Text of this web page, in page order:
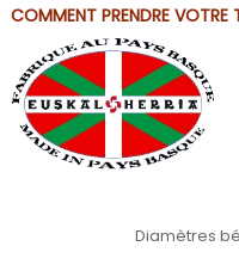
COMMENT PRENDRE VOTRE
Diamètres